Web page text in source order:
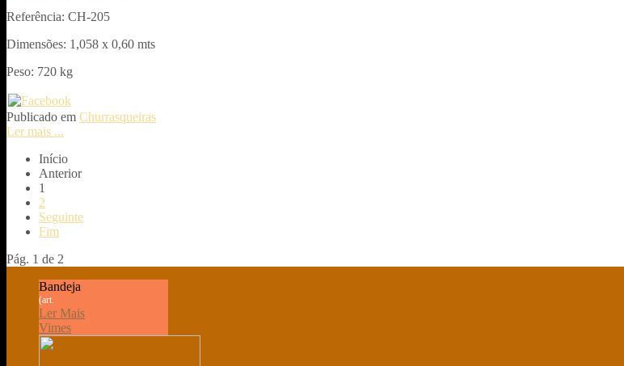
Referência: CH-205
Dimensões: 1,058 x 0,60 mts
Peso: 720 kg
Publicado em Churrasqueiras
Ler mais ...
Início
Anterior
1
2
Seguinte
Fim
Pág. 1 de 2
Bandeja
(art.
Ler Mais
Vimes